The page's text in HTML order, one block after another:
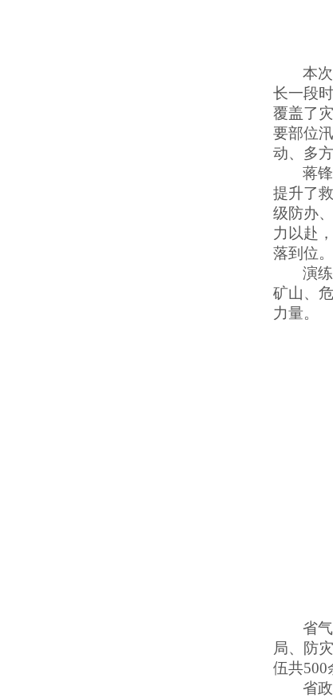
本
长一段
覆盖了
要部位
动、多
蒋
提升了
级防办
力以赴
落到位。
演
矿山、
力量。
省
局、防
伍共500
省